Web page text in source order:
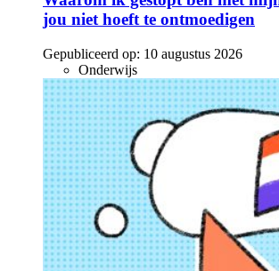
jou niet hoeft te ontmoedigen
Gepubliceerd op: 10 augustus 2026
Onderwijs